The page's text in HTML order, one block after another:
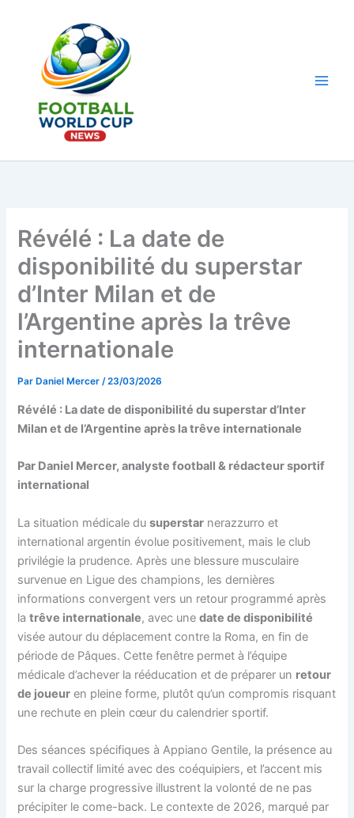
Révélé : La date de
disponibilité du superstar
d’Inter Milan et de
l’Argentine après la trêve
internationale
Par Daniel Mercer/23/03/2026
Révélé : La date de disponibilité du superstar d’Inter
Milan et de l’Argentine après la trêve internationale
Par Daniel Mercer, analyste football & rédacteur sportif
international
La situation médicale dusuperstar nerazzurro et
international argentin évolue positivement, mais le club
privilégie la prudence. Après une blessure musculaire
survenue en Ligue des champions, les dernières
informations convergent vers un retour programmé après
latrêve internationale, avec unedate de disponibilité
visée autour du déplacement contre la Roma, en fin de
période de Pâques. Cette fenêtre permet à l’équipe
médicale d’achever la rééducation et de préparer un retour
de joueur en pleine forme, plutôt qu’un compromis risquant
une rechute en plein cœur du calendrier sportif.
Des séances spécifiques à Appiano Gentile, la présence au
travail collectif limité avec des coéquipiers, et l’accent mis
sur la charge progressive illustrent la volonté de ne pas
précipiter le come-back. Le contexte de 2026, marqué par